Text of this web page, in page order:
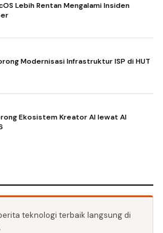
Lebih Rentan Mengalami Insiden
Modernisasi Infrastruktur ISP di HUT
Ekosistem Kreator AI lewat AI
teknologi terbaik langsung di